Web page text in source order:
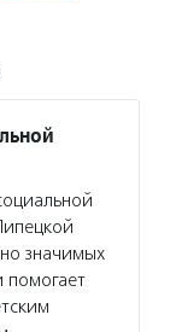
значимых
помогает